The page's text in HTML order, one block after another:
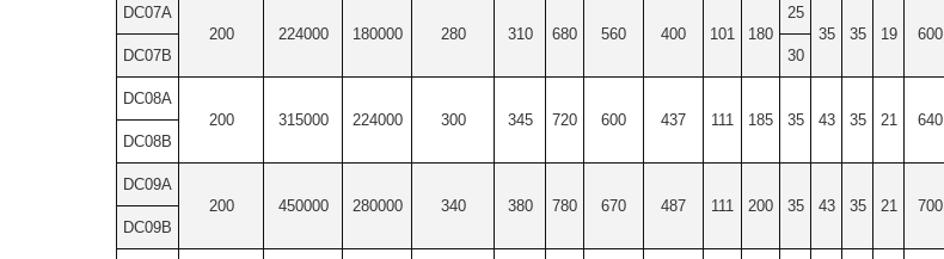
DC07A
200
224000 180000 280 310 680 560 400 101 180
25
35
35 19 600
DC07B
30
DC08A
200
315000 224000 300 345 720 600 437 111 185 35 43 35 21 640
DC08B
DC09A
200
450000 280000 340 380 780 670 487 111 200 35 43 35 21 700
DC09B